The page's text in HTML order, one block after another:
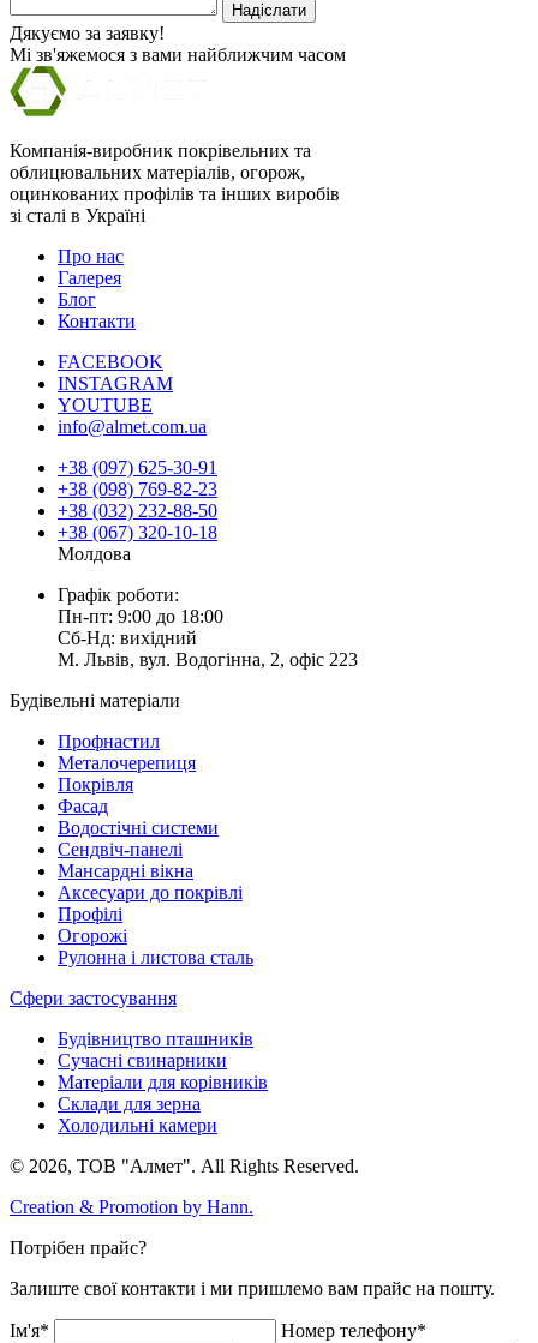
Надіслати
Дякуємо за заявку!
Мі зв'яжемося з вами найближчим часом
Компанія-виробник покрівельних та
облицювальних матеріалів, огорож,
оцинкованих профілів та інших виробів
зі сталі в Україні
Про нас
Галерея
Блог
Контакти
FACEBOOK
INSTAGRAM
YOUTUBE
info@almet.com.ua
+38 (097) 625-30-91
+38 (098) 769-82-23
+38 (032) 232-88-50
+38 (067) 320-10-18
Молдова
Графік роботи:
Пн-пт: 9:00 до 18:00
Сб-Нд: вихідний
М. Львів, вул. Водогінна, 2, офіс 223
Будівельні матеріали
Профнастил
Металочерепиця
Покрівля
Фасад
Водостічні системи
Сендвіч-панелі
Мансардні вікна
Аксесуари до покрівлі
Профілі
Огорожі
Рулонна і листова сталь
Сфери застосування
Будівництво пташників
Сучасні свинарники
Матеріали для корівників
Склади для зерна
Холодильні камери
© 2026, ТОВ "Алмет". All Rights Reserved.
Creation & Promotion by Hann.
Потрібен прайс?
Залиште свої контакти і ми пришлемо вам прайс на пошту.
Ім'я*
Номер телефону*